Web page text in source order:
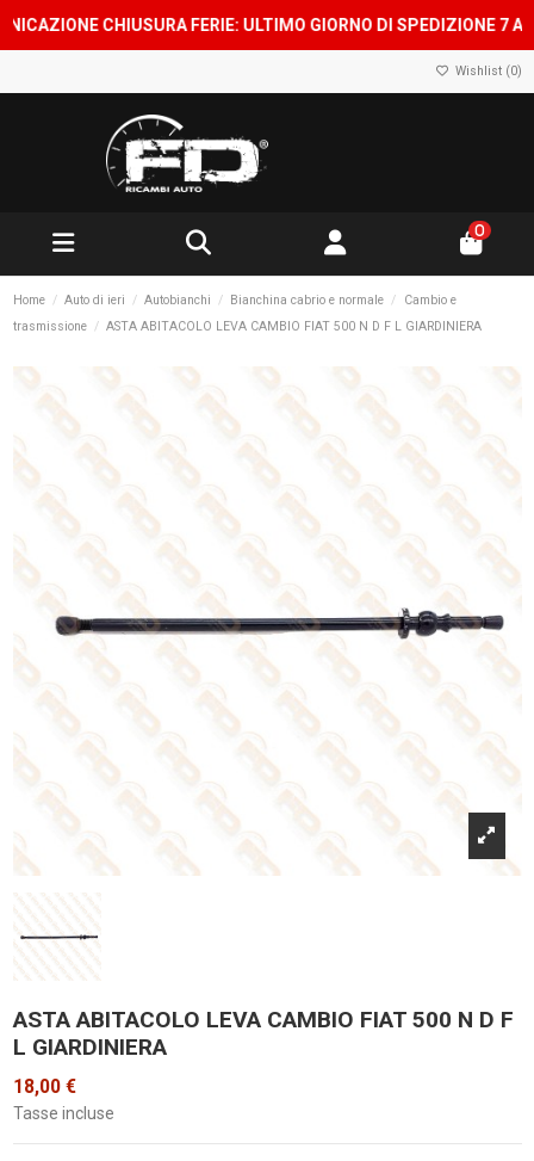
CHIUSURA FERIE: ULTIMO GIORNO DI SPEDIZIONE 7
Wishlist (0)
0
Home Auto di ieri Autobianchi Bianchina cabrio e normale
Cambio e
trasmissione
ASTA ABITACOLO LEVA CAMBIO FIAT 500 N D F L GIARDINIERA
ASTA ABITACOLO LEVA CAMBIO FIAT 500 N D F
L GIARDINIERA
18,00 €
Tasse incluse